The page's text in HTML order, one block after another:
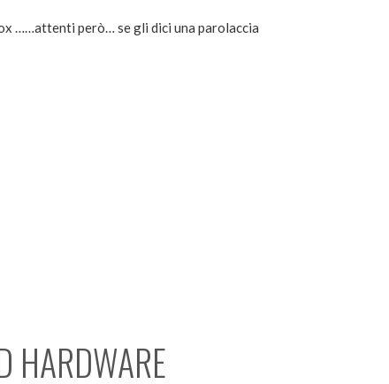
……attenti però… se gli dici una parolaccia
HARDWARE